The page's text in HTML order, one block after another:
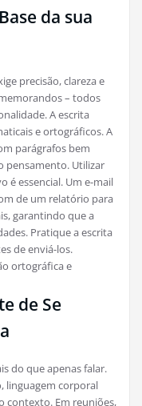
da sua
precisão, clareza e
– todos
A escrita
e ortográficos. A
parágrafos bem
pensamento. Utilizar
é essencial. Um e-mail
de um relatório para
garantindo que a
Pratique a escrita
de enviá-los.
ortográfica e
de Se
do que apenas falar.
linguagem corporal
contexto. Em reuniões,